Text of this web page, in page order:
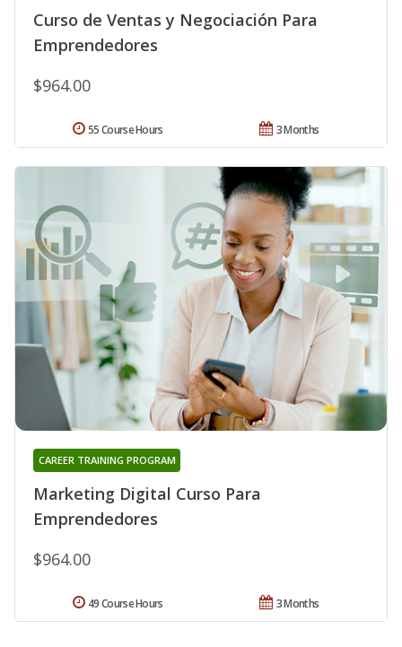
Curso de Ventas y Negociación Para
Emprendedores
$964.00
3 Months
55 Course Hours
Marketing Digital Curso Para
Emprendedores
CAREER TRAINING PROGRAM
$964.00
3 Months
49 Course Hours